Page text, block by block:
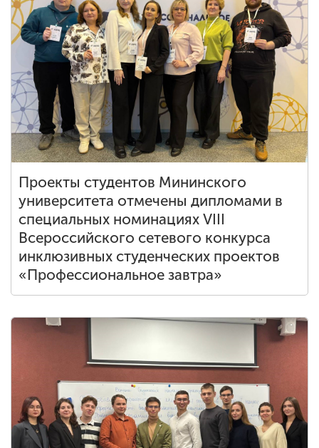
Проекты студентов Мининского
университета отмечены дипломами в
специальных номинациях VIII
Всероссийского сетевого конкурса
инклюзивных студенческих проектов
«Профессиональное завтра»